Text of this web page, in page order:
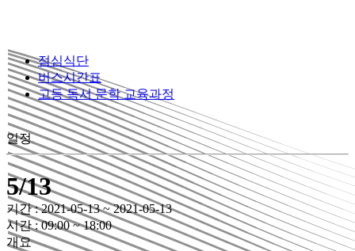
점심식단
버스시간표
고등 독서 문학 교육과정
일정
5/13
기간 : 2021-05-13 ~ 2021-05-13
시간 : 09:00 ~ 18:00
개요